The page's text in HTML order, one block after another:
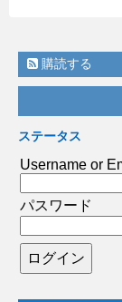
購読する
ステータス
Username or
パスワード